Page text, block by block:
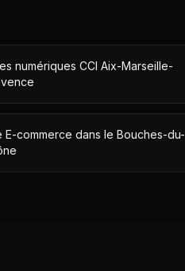
numériques CCI Aix-Marseille-
E-commerce dans le Bouches-du-